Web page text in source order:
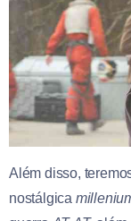
Além disso,
nostálgica